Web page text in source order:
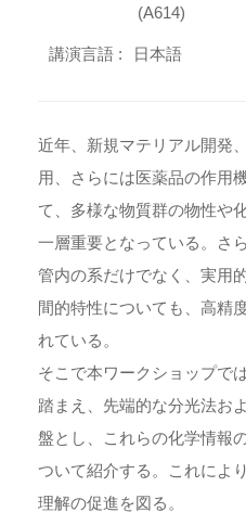
(A614)
講演言語 : 日本語
近年、新規マテリアル開発
用、さらには医薬品の作用
て、多様な物質群の物性や
一層重要となっている。さ
管内の系だけでなく、実用
間的特性についても、高精
れている。
そこで本ワークショップで
踏まえ、先端的な分光法お
盤とし、これらの化学情報
ついて紹介する。これによ
理解の促進を図る。